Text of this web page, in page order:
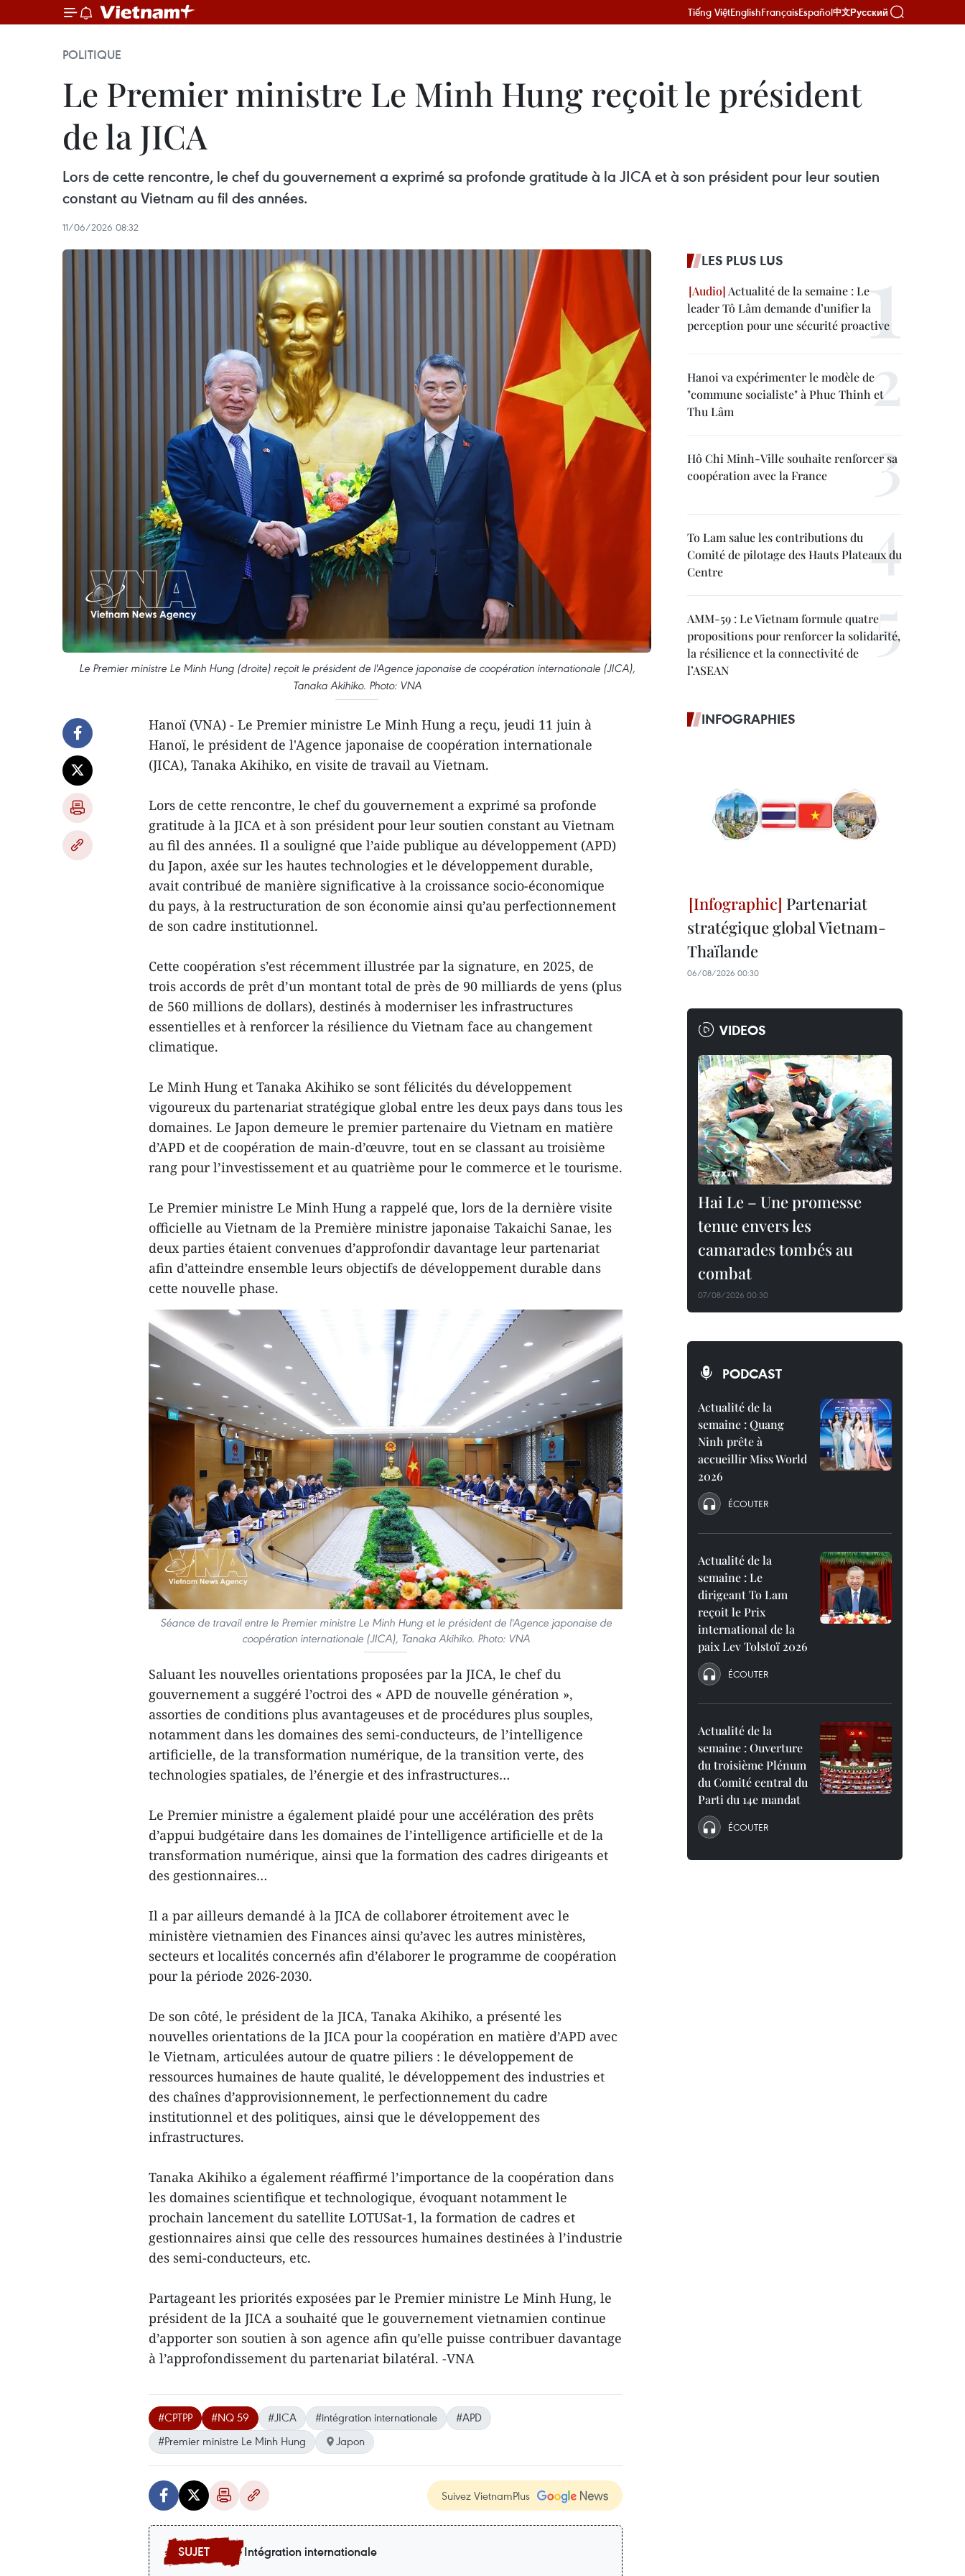
Tiếng ViệtEnglishFrançaisEspañol中文Русский
POLITIQUE
Le Premier ministre Le Minh Hung reçoit le président
de la JICA
Lors de cette rencontre, le chef du gouvernement a exprimé sa profonde gratitude à la JICA et à son président pour leur soutien
constant au Vietnam au fil des années.
11/06/2026 08:32
Le Premier ministre Le Minh Hung (droite) reçoit le président de l'Agence japonaise de coopération internationale (JICA),
Tanaka Akihiko. Photo: VNA
Hanoï (VNA) - Le Premier ministre Le Minh Hung a reçu, jeudi 11 juin à
Hanoï, le président de l'Agence japonaise de coopération internationale
(JICA), Tanaka Akihiko, en visite de travail au Vietnam.
Lors de cette rencontre, le chef du gouvernement a exprimé sa profonde
gratitude à la JICA et à son président pour leur soutien constant au Vietnam
au fil des années. Il a souligné que l’aide publique au développement (APD)
du Japon, axée sur les hautes technologies et le développement durable,
avait contribué de manière significative à la croissance socio-économique
du pays, à la restructuration de son économie ainsi qu’au perfectionnement
de son cadre institutionnel.
Cette coopération s’est récemment illustrée par la signature, en 2025, de
trois accords de prêt d’un montant total de près de 90 milliards de yens (plus
de 560 millions de dollars), destinés à moderniser les infrastructures
essentielles et à renforcer la résilience du Vietnam face au changement
climatique.
Le Minh Hung et Tanaka Akihiko se sont félicités du développement
vigoureux du partenariat stratégique global entre les deux pays dans tous les
domaines. Le Japon demeure le premier partenaire du Vietnam en matière
d’APD et de coopération de main-d’œuvre, tout en se classant au troisième
rang pour l’investissement et au quatrième pour le commerce et le tourisme.
Le Premier ministre Le Minh Hung a rappelé que, lors de la dernière visite
officielle au Vietnam de la Première ministre japonaise Takaichi Sanae, les
deux parties étaient convenues d’approfondir davantage leur partenariat
afin d’atteindre ensemble leurs objectifs de développement durable dans
cette nouvelle phase.
Séance de travail entre le Premier ministre Le Minh Hung et le président de l'Agence japonaise de
coopération internationale (JICA), Tanaka Akihiko. Photo: VNA
Saluant les nouvelles orientations proposées par la JICA, le chef du
gouvernement a suggéré l’octroi des « APD de nouvelle génération »,
assorties de conditions plus avantageuses et de procédures plus souples,
notamment dans les domaines des semi-conducteurs, de l’intelligence
artificielle, de la transformation numérique, de la transition verte, des
technologies spatiales, de l’énergie et des infrastructures…
Le Premier ministre a également plaidé pour une accélération des prêts
d’appui budgétaire dans les domaines de l’intelligence artificielle et de la
transformation numérique, ainsi que la formation des cadres dirigeants et
des gestionnaires…
Il a par ailleurs demandé à la JICA de collaborer étroitement avec le
ministère vietnamien des Finances ainsi qu’avec les autres ministères,
secteurs et localités concernés afin d’élaborer le programme de coopération
pour la période 2026-2030.
De son côté, le président de la JICA, Tanaka Akihiko, a présenté les
nouvelles orientations de la JICA pour la coopération en matière d’APD avec
le Vietnam, articulées autour de quatre piliers : le développement de
ressources humaines de haute qualité, le développement des industries et
des chaînes d’approvisionnement, le perfectionnement du cadre
institutionnel et des politiques, ainsi que le développement des
infrastructures.
Tanaka Akihiko a également réaffirmé l’importance de la coopération dans
les domaines scientifique et technologique, évoquant notamment le
prochain lancement du satellite LOTUSat-1, la formation de cadres et
gestionnaires ainsi que celle des ressources humaines destinées à l’industrie
des semi-conducteurs, etc.
Partageant les priorités exposées par le Premier ministre Le Minh Hung, le
président de la JICA a souhaité que le gouvernement vietnamien continue
d’apporter son soutien à son agence afin qu’elle puisse contribuer davantage
à l’approfondissement du partenariat bilatéral. -VNA
#CPTPP #NQ 59 #JICA #intégration internationale
#APD
#Premier ministre Le Minh Hung
Japon
Suivez VietnamPlus
Intégration internationale
LES PLUS LUS
Actualité de la semaine : Le
leader Tô Lâm demande d’unifier la
perception pour une sécurité proactive
Hanoi va expérimenter le modèle de
"commune socialiste" à Phuc Thinh et
Thu Lâm
Hô Chi Minh-Ville souhaite renforcer sa
coopération avec la France
To Lam salue les contributions du
Comité de pilotage des Hauts Plateaux du
Centre
AMM-59 : Le Vietnam formule quatre
propositions pour renforcer la solidarité,
la résilience et la connectivité de
l’ASEAN
INFOGRAPHIES
Partenariat
stratégique global Vietnam-
Thaïlande
06/08/2026 00:30
VIDEOS
Hai Le – Une promesse
tenue envers les
camarades tombés au
combat
07/08/2026 00:30
PODCAST
Actualité de la
semaine : Quang
Ninh prête à
accueillir Miss World
2026
ÉCOUTER
Actualité de la
semaine : Le
dirigeant To Lam
reçoit le Prix
international de la
paix Lev Tolstoï 2026
ÉCOUTER
Actualité de la
semaine : Ouverture
du troisième Plénum
du Comité central du
Parti du 14e mandat
ÉCOUTER